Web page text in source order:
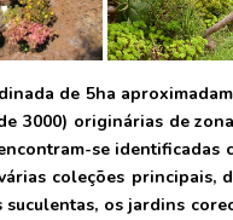
de 5ha
3000) originárias de
se identificadas
coleções principais,
suculentas, os jardins